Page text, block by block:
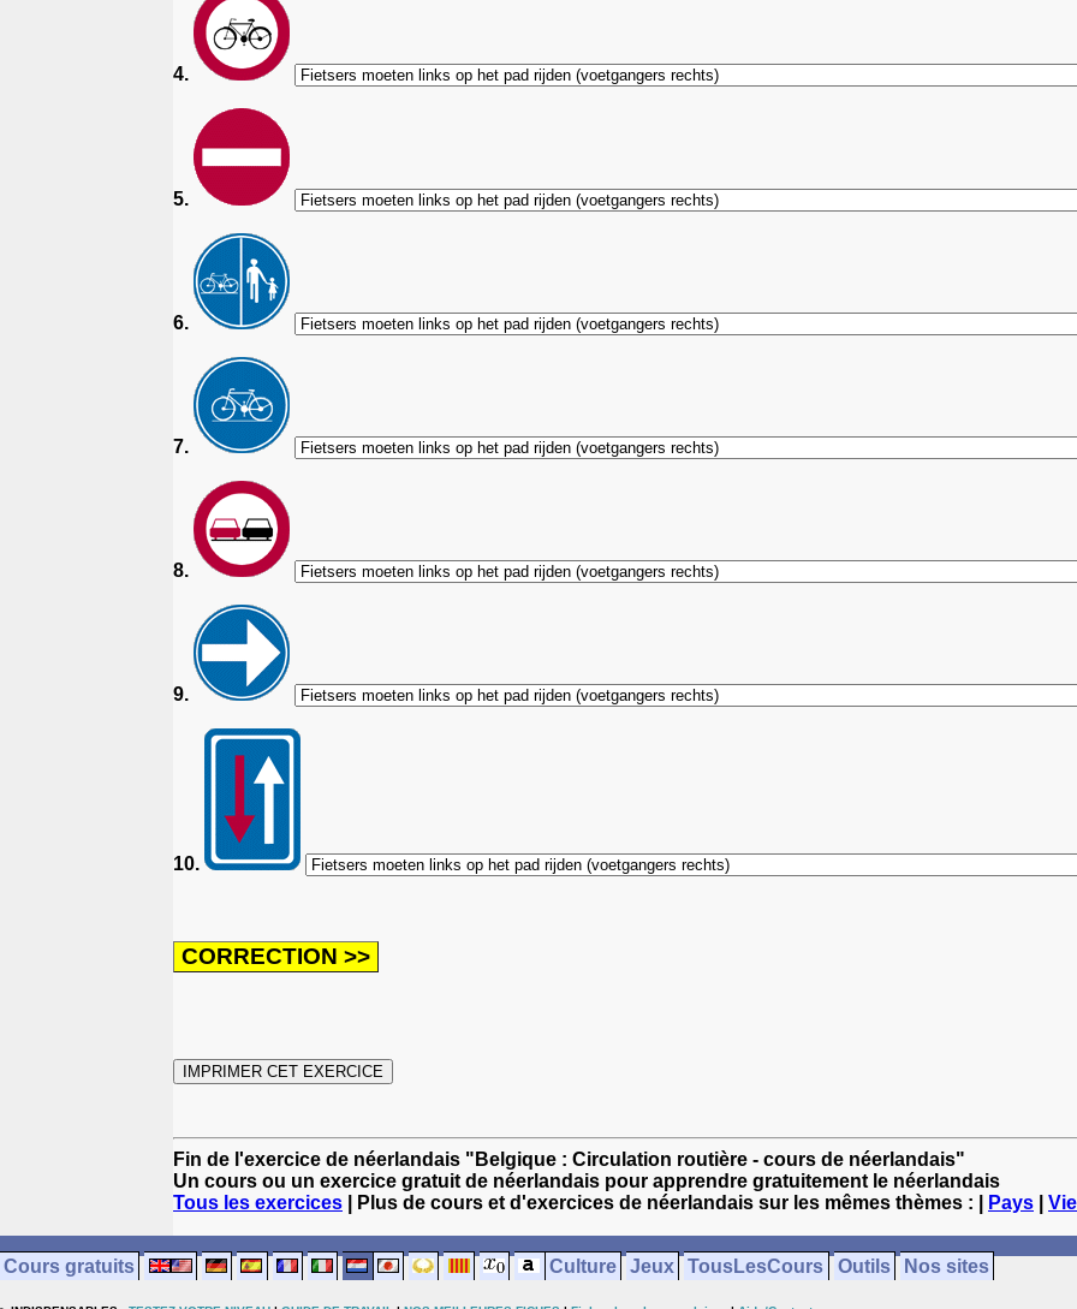
4.
5.
6.
7.
8.
9.
10.
Fin de l'exercice de néerlandais "Belgique : Circulation routière - cours de néerlandais"
Un cours ou un exercice gratuit de néerlandais pour apprendre gratuitement le néerlandais
Tous les exercices | Plus de cours et d'exercices de néerlandais sur les mêmes thèmes : | Pays
Cours gratuits Culture Jeux TousLesCours Outils Nos sites